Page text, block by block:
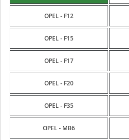
OPEL - F12
OPEL - F15
OPEL - F17
OPEL - F20
OPEL - F35
OPEL - MB6